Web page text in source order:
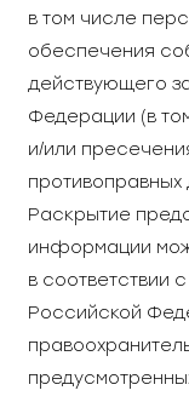
в том числе
обеспечения
действующего
Федерации (в
и/или
противоправных
Раскрытие
информации
в соответствии
Российской